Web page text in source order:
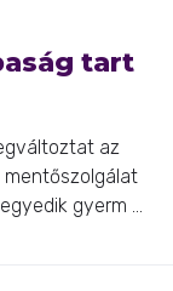
tart
az
mentőszolgálat
gyerm ...